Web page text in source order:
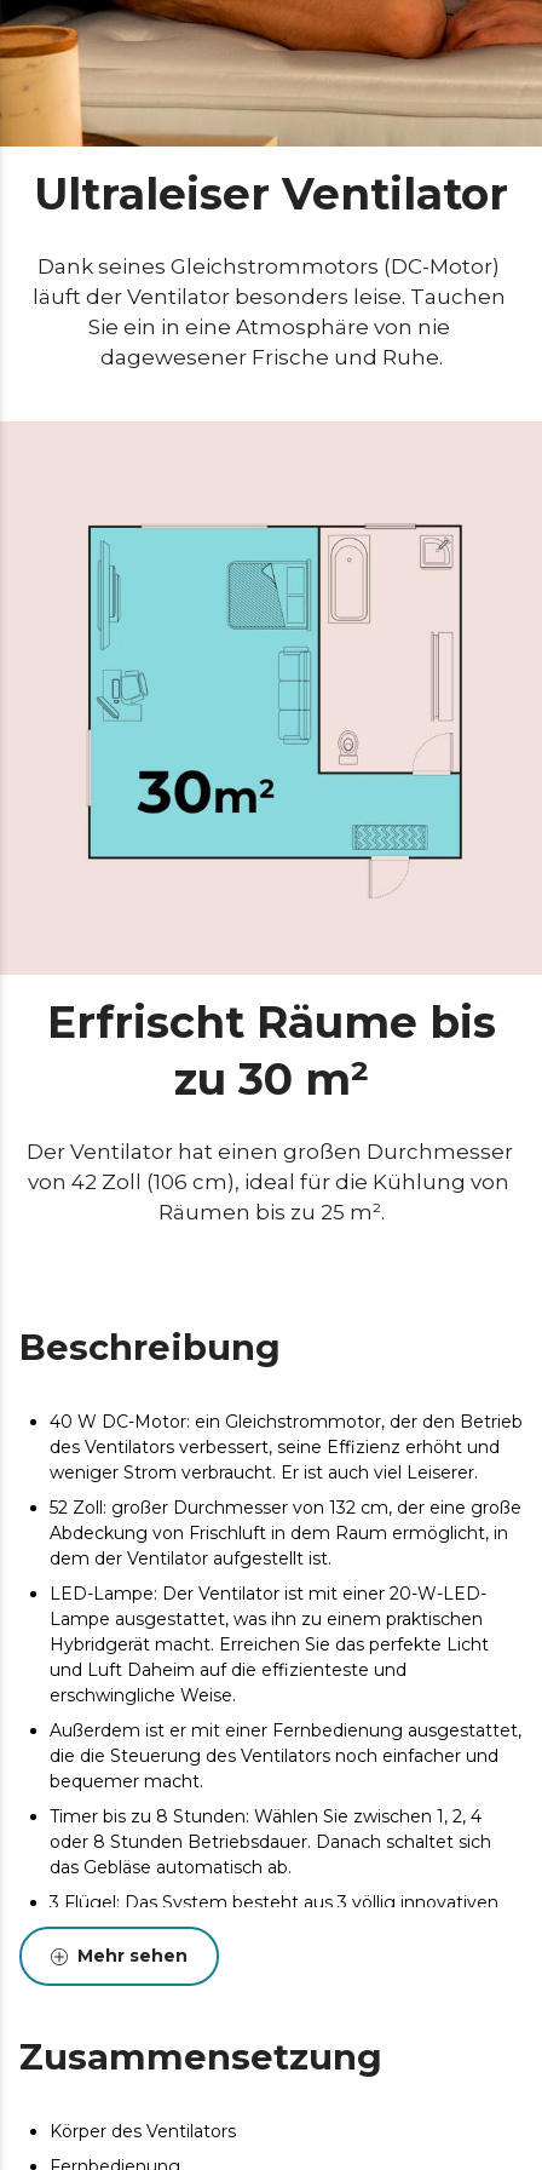
Ultraleiser Ventilator
Dank seines Gleichstrommotors (DC-Motor)
läuft der Ventilator besonders leise. Tauchen
Sie ein in eine Atmosphäre von nie
dagewesener Frische und Ruhe.
Erfrischt Räume bis
zu 30 m²
Der Ventilator hat einen großen Durchmesser
von 42 Zoll (106 cm), ideal für die Kühlung von
Räumen bis zu 25 m².
Beschreibung
40 W DC-Motor: ein Gleichstrommotor, der den Betrieb
des Ventilators verbessert, seine Effizienz erhöht und
weniger Strom verbraucht. Er ist auch viel Leiserer.
52 Zoll: großer Durchmesser von 132 cm, der eine große
Abdeckung von Frischluft in dem Raum ermöglicht, in
dem der Ventilator aufgestellt ist.
LED-Lampe: Der Ventilator ist mit einer 20-W-LED-
Lampe ausgestattet, was ihn zu einem praktischen
Hybridgerät macht. Erreichen Sie das perfekte Licht
und Luft Daheim auf die effizienteste und
erschwingliche Weise.
Außerdem ist er mit einer Fernbedienung ausgestattet,
die die Steuerung des Ventilators noch einfacher und
bequemer macht.
Timer bis zu 8 Stunden: Wählen Sie zwischen 1, 2, 4
oder 8 Stunden Betriebsdauer. Danach schaltet sich
das Gebläse automatisch ab.
3 Flügel: Das System besteht aus 3 völlig innovativen
und aerodynamischen Flügel, die den Luftstrom
maximieren und einen konstanten Frischluftstrom
gewährleisten.
Intensität des Luftstroms an Ihre Bedürfnisse an.
Motorumkehrsystem für Sommer-/Winterbetrieb
Mehr sehen
Zusammensetzung
Körper des Ventilators